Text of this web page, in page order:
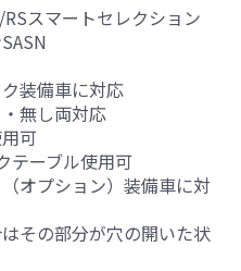
スマートセレクション
装備車に対応
無し両対応
可
テーブル使用可
オプション）装備車に対
その部分が穴の開いた状